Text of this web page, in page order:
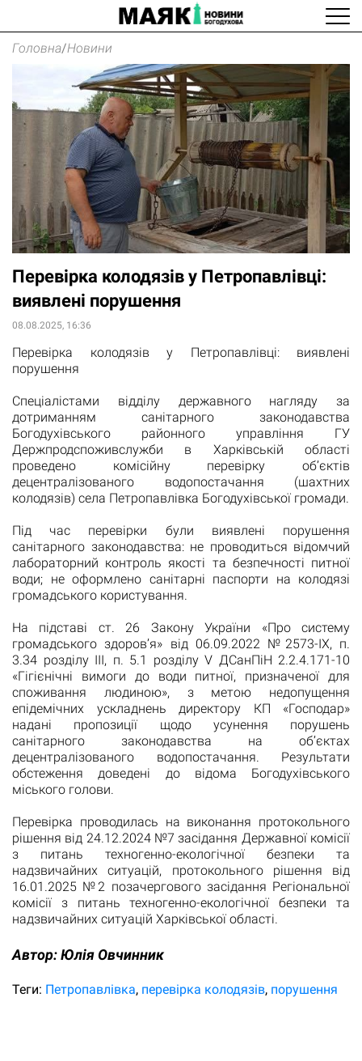
Головна/Новини
Перевірка колодязів у Петропавлівці:
виявлені порушення
08.08.2025, 16:36
Перевірка колодязів у Петропавлівці: виявлені
порушення
Спеціалістами відділу державного нагляду за
дотриманням санітарного законодавства
Богодухівського районного управління ГУ
Держпродспоживслужби в Харківській області
проведено комісійну перевірку об’єктів
децентралізованого водопостачання (шахтних
колодязів) села Петропавлівка Богодухівської громади.
Під час перевірки були виявлені порушення
санітарного законодавства: не проводиться відомчий
лабораторний контроль якості та безпечності питної
води; не оформлено санітарні паспорти на колодязі
громадського користування.
На підставі ст. 26 Закону України «Про систему
громадського здоров’я» від 06.09.2022 №2573-ІХ, п.
3.34 розділу ІІІ, п. 5.1 розділу V ДСанПіН 2.2.4.171-10
«Гігієнічні вимоги до води питної, призначеної для
споживання людиною», з метою недопущення
епідемічних ускладнень директору КП «Господар»
надані пропозиції щодо усунення порушень
санітарного законодавства на об’єктах
децентралізованого водопостачання. Результати
обстеження доведені до відома Богодухівського
міського голови.
Перевірка проводилась на виконання протокольного
рішення від 24.12.2024 №7 засідання Державної комісії
з питань техногенно-екологічної безпеки та
надзвичайних ситуацій, протокольного рішення від
16.01.2025 №2 позачергового засідання Регіональної
комісії з питань техногенно-екологічної безпеки та
надзвичайних ситуацій Харківської області.
Автор:Юлiя Овчинник
Теги: Петропавлівка перевірка колодязів порушення